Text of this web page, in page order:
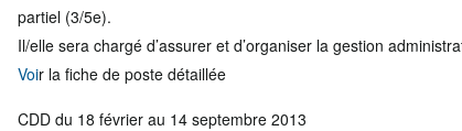
partiel (3/5e).
Il/elle sera chargé d’assurer et d’organiser la gestion
Voir la fiche de poste détaillée
CDD du 18 février au 14 septembre 2013